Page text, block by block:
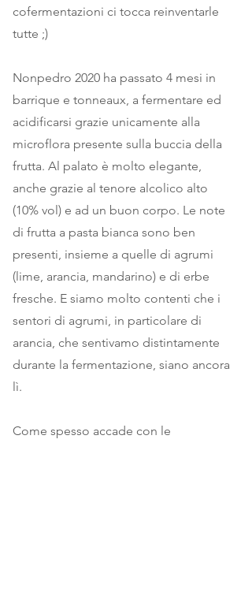
cofermentazioni ci tocca reinventarle
tutte ;)
Nonpedro 2020 ha passato 4 mesi in
barrique e tonneaux, a fermentare ed
acidificarsi grazie unicamente alla
microflora presente sulla buccia della
frutta. Al palato è molto elegante,
anche grazie al tenore alcolico alto
(10% vol) e ad un buon corpo. Le note
di frutta a pasta bianca sono ben
presenti, insieme a quelle di agrumi
(lime, arancia, mandarino) e di erbe
fresche. E siamo molto contenti che i
sentori di agrumi, in particolare di
arancia, che sentivamo distintamente
durante la fermentazione, siano ancora
lì.
Come spesso accade con le